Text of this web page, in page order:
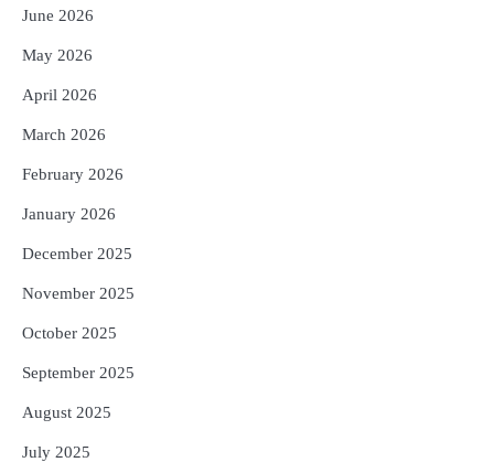
5
June 2026
May 2026
April 2026
March 2026
February 2026
January 2026
December 2025
November 2025
October 2025
September 2025
August 2025
July 2025